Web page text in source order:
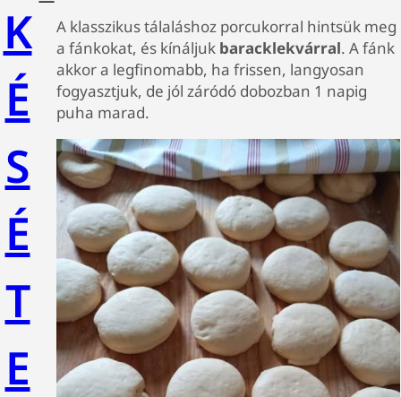
K
É
S
É
T
E
A klasszikus tálaláshoz porcukorral hintsük meg
a fánkokat, és kínáljuk baracklekvárral. A fánk
akkor a legfinomabb, ha frissen, langyosan
fogyasztjuk, de jól záródó dobozban 1 napig
puha marad.